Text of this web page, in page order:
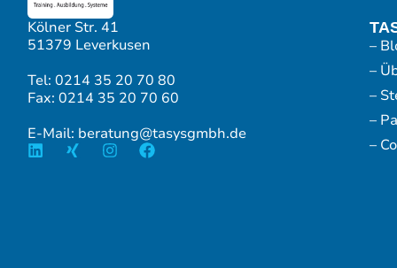
Kölner Str. 41
51379 Leverkusen
Tel: 0214 35 20 70 80
Fax: 0214 35 20 70 60
E-Mail: beratung@tasysgmbh.de
–
–
–
–
–